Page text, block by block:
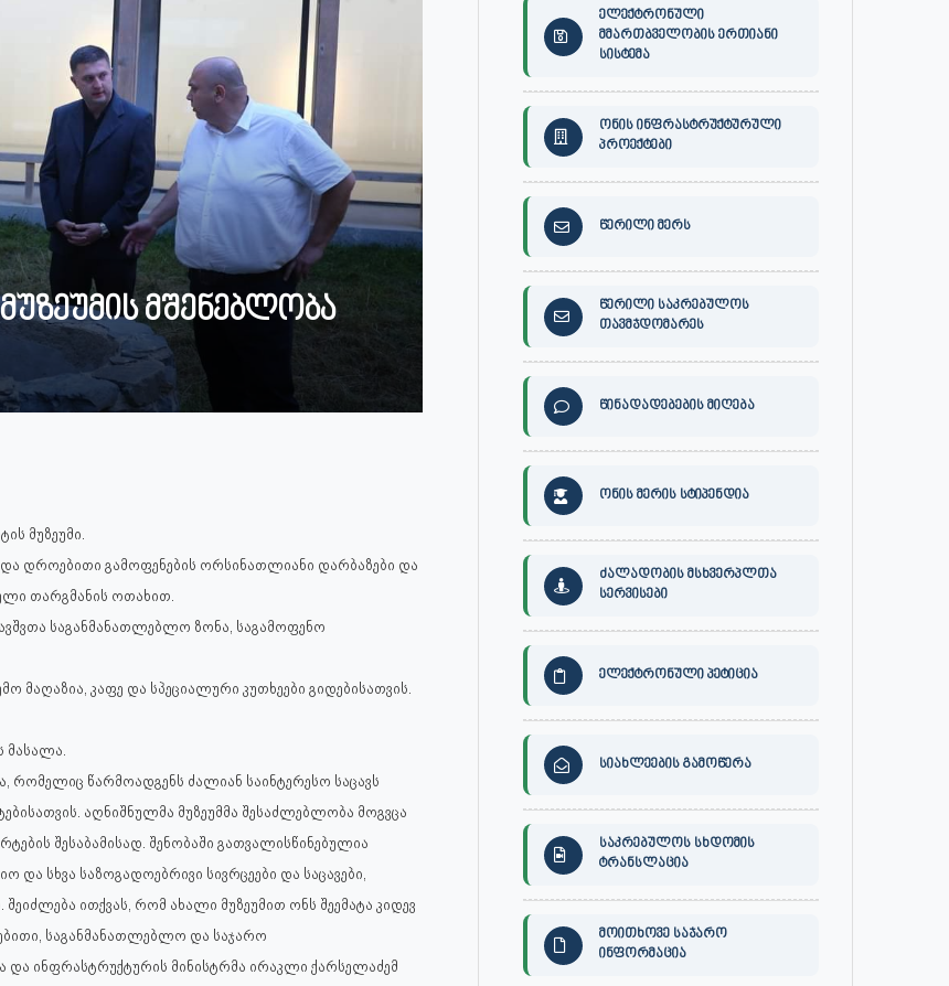
მშენებლობა
მუზეუმი.
და დროებითი გამოფენების ორსინათლიანი დარბაზები და
თარგმანის ოთახით.
საგანმანათლებლო ზონა, საგამოფენო
მაღაზია, კაფე და სპეციალური კუთხეები გიდებისათვის.
მასალა.
რომელიც წარმოადგენს ძალიან საინტერესო საცავს
აღნიშნულმა მუზეუმმა შესაძლებლობა მოგვცა
შესაბამისად. შენობაში გათვალისწინებულია
სხვა საზოგადოებრივი სივრცეები და საცავები,
ითქვას, რომ ახალი მუზეუმით ონს შეემატა კიდევ
საგანმანათლებლო და საჯარო
და ინფრასტრუქტურის მინისტრმა ირაკლი ქარსელაძემ
ელექტრონული
მმართბველობის ერთიანი
სისტემა
ონის ინფრასტრუქტურული
პროექტები
წერილი მერს
წერილი საკრებულოს
თავმჯდომარეს
წინადადებების მიღება
ონის მერის სტიპენდია
ძალადობის მსხვერპლთა
სერვისები
ელექტრონული პეტიცია
სიახლეების გამოწერა
საკრებულოს სხდომის
ტრანსლაცია
მოითხოვე საჯარო
ინფორმაცია